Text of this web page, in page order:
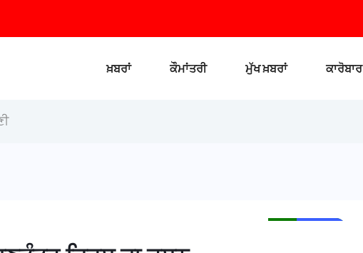
ਖ਼ਬਰਾਂ ਕੌਮਾਂਤਰੀ ਮੁੱਖ ਖ਼ਬਰਾਂ ਕਾਰੋਬਾਰ